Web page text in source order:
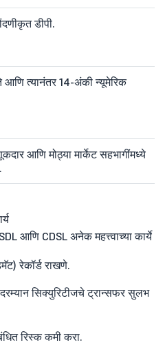
डीपी.
त्यानंतर 14-अंकी न्यूमेरिक
आणि मोठ्या मार्केट सहभागींमध्ये
आणि CDSL अनेक महत्त्वाच्या कार्ये
रेकॉर्ड राखणे.
सिक्युरिटीजचे ट्रान्सफर सुलभ
रिस्क कमी करा.